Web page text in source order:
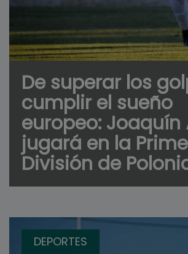
De superar los
cumplir el sueño
europeo: Joaquín
jugará en la
División de
DEPORTES